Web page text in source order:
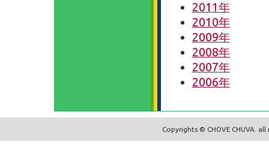
2011年
2010年
2009年
2008年
2007年
2006年
Copyrights © CHOVE CHUVA.